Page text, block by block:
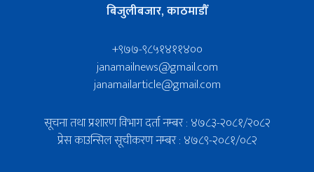
बिजुलीबजार, काठमाडौँ
+९७७-९८५१४११४००
janamailnews@gmail.com
janamailarticle@gmail.com
सूचना तथा प्रशारण विभाग दर्ता नम्बर : ४७८३-२०८१/२०८२
प्रेस काउन्सिल सूचीकरण नम्बर : ४७८९-२०८१/०८२